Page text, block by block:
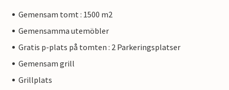
Gemensam tomt : 1500 m2
Gemensamma utemöbler
Gratis p-plats på tomten : 2 Parkeringsplatser
Gemensam grill
Grillplats